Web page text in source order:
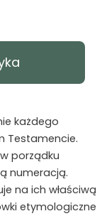
każdego
Testamencie.
porządku
numeracją.
na ich właściwą
etymologiczne